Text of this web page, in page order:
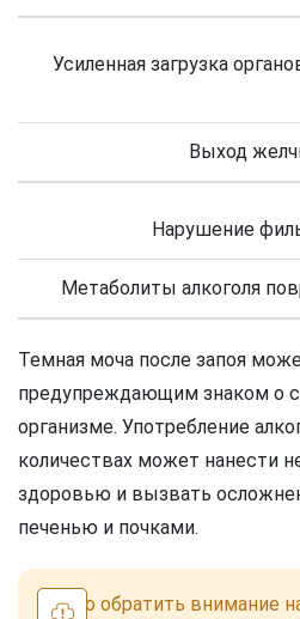
Усиленная загрузка
Выход
Нарушение
Метаболиты алкоголя
Темная моча после запоя
предупреждающим знаком о
организме. Употребление
количествах может нанести
здоровью и вызвать
печенью и почками.
Важно обратить внимание